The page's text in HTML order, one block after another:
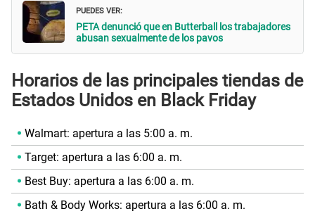
PUEDES VER:
PETA denunció que en Butterball los trabajadores
abusan sexualmente de los pavos
Horarios de las principales tiendas de
Estados Unidos en Black Friday
Walmart: apertura a las 5:00 a. m.
Target: apertura a las 6:00 a. m.
Best Buy: apertura a las 6:00 a. m.
Bath & Body Works: apertura a las 6:00 a. m.